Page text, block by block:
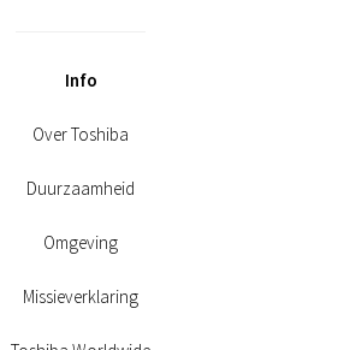
Info
Over Toshiba
Duurzaamheid
Omgeving
Missieverklaring